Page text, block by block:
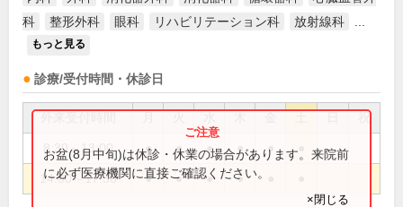
科
整形外科 眼科 リハビリテーション科 放射線科
もっと見る
診療/受付時間・休診日
祝
8:30～13:00 ● ● ● ● ●
14:00～17:30 ● ● ● ●
お盆(8月中旬)は休診・休業の場合があります。来院前
に必ず医療機関に直接ご確認ください。
×閉じる